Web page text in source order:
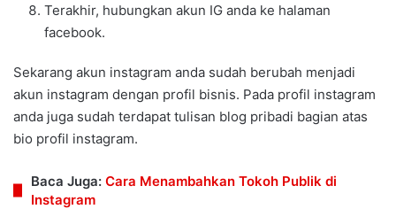
Terakhir, hubungkan akun IG anda ke halaman
facebook.
Sekarang akun instagram anda sudah berubah menjadi
akun instagram dengan profil bisnis. Pada profil instagram
anda juga sudah terdapat tulisan blog pribadi bagian atas
bio profil instagram.
Baca Juga: Cara Menambahkan Tokoh Publik di
Instagram